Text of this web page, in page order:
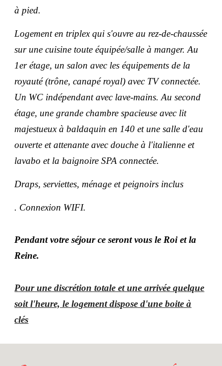
à pied.
Logement en triplex qui s'ouvre au rez-de-chaussée
sur une cuisine toute équipée/salle à manger. Au
1er étage, un salon avec les équipements de la
royauté (trône, canapé royal) avec TV connectée.
Un WC indépendant avec lave-mains. Au second
étage, une grande chambre spacieuse avec lit
majestueux à baldaquin en 140 et une salle d'eau
ouverte et attenante avec douche à l'italienne et
lavabo et la baignoire SPA connectée.
Draps, serviettes, ménage et peignoirs inclus
. Connexion WIFI.
Pendant votre séjour ce seront vous le Roi et la
Reine.
Pour une discrétion totale et une arrivée quelque
soit l'heure, le logement dispose d'une boite à
clés